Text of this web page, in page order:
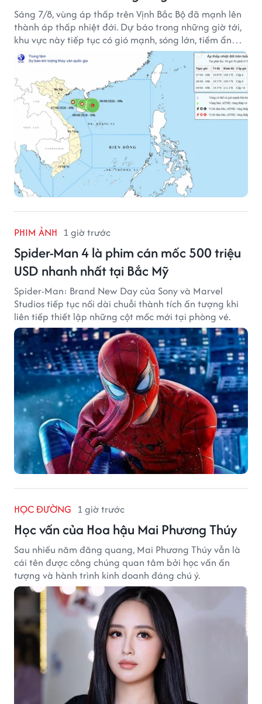
Sáng 7/8, vùng áp thấp trên Vịnh Bắc Bộ đã mạnh lên
thành áp thấp nhiệt đới. Dự báo trong những giờ tới,
khu vực này tiếp tục có gió mạnh, sóng lớn, tiềm ẩn
nhiều nguy cơ đối với hoạt động của tàu thuyền trên
biển.
PHIM ẢNH 1 giờ trước
Spider-Man 4 là phim cán mốc 500 triệu
USD nhanh nhất tại Bắc Mỹ
Spider-Man: Brand New Day của Sony và Marvel
Studios tiếp tục nối dài chuỗi thành tích ấn tượng khi
liên tiếp thiết lập những cột mốc mới tại phòng vé.
HỌC ĐƯỜNG 1 giờ trước
Học vấn của Hoa hậu Mai Phương Thúy
Sau nhiều năm đăng quang, Mai Phương Thúy vẫn là
cái tên được công chúng quan tâm bởi học vấn ấn
tượng và hành trình kinh doanh đáng chú ý.